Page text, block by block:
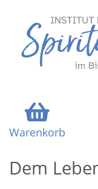
Warenkorb
Dem